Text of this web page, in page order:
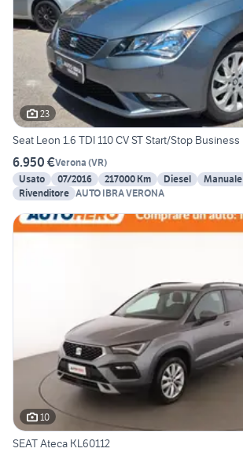
23
Seat Leon 1.6 TDI 110 CV ST Start/Stop Business
6.950 €Verona (VR)
Usato
07/2016 217000 Km Diesel Manuale
Rivenditore
AUTO IBRA VERONA
10
SEAT Ateca KL60112